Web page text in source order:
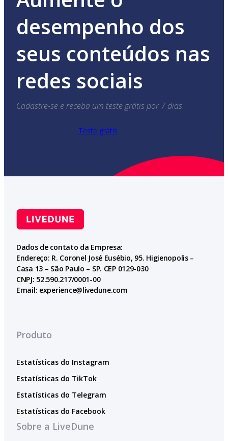
desempenho dos
seus conteúdos nas
redes sociais
Cadastre-se e receba um teste grátis por 7 dias
Teste grátis
Dados de contato da Empresa:
Endereço: R. Coronel José Eusébio, 95. Higienopolis –
Casa 13 – São Paulo – SP. CEP 0129-030
CNPJ: 52.590.217/0001-00
Email: experience@livedune.com
Produto
Estatísticas do Instagram
Estatísticas do TikTok
Estatísticas do Telegram
Estatísticas do Facebook
Sobre a LiveDune